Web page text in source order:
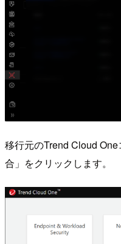
移行元のTrend Cloud
合」をクリックします。